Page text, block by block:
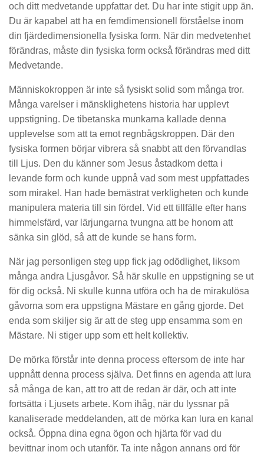
och ditt medvetande uppfattar det. Du har inte stigit upp än.
Du är kapabel att ha en femdimensionell förståelse inom
din fjärdedimensionella fysiska form. När din medvetenhet
förändras, måste din fysiska form också förändras med ditt
Medvetande.
Människokroppen är inte så fysiskt solid som många tror.
Många varelser i mänsklighetens historia har upplevt
uppstigning. De tibetanska munkarna kallade denna
upplevelse som att ta emot regnbågskroppen. Där den
fysiska formen börjar vibrera så snabbt att den förvandlas
till Ljus. Den du känner som Jesus åstadkom detta i
levande form och kunde uppnå vad som mest uppfattades
som mirakel. Han hade bemästrat verkligheten och kunde
manipulera materia till sin fördel. Vid ett tillfälle efter hans
himmelsfärd, var lärjungarna tvungna att be honom att
sänka sin glöd, så att de kunde se hans form.
När jag personligen steg upp fick jag odödlighet, liksom
många andra Ljusgåvor. Så här skulle en uppstigning se ut
för dig också. Ni skulle kunna utföra och ha de mirakulösa
gåvorna som era uppstigna Mästare en gång gjorde. Det
enda som skiljer sig är att de steg upp ensamma som en
Mästare. Ni stiger upp som ett helt kollektiv.
De mörka förstår inte denna process eftersom de inte har
uppnått denna process själva. Det finns en agenda att lura
så många de kan, att tro att de redan är där, och att inte
fortsätta i Ljusets arbete. Kom ihåg, när du lyssnar på
kanaliserade meddelanden, att de mörka kan lura en kanal
också. Öppna dina egna ögon och hjärta för vad du
bevittnar inom och utanför. Ta inte någon annans ord för